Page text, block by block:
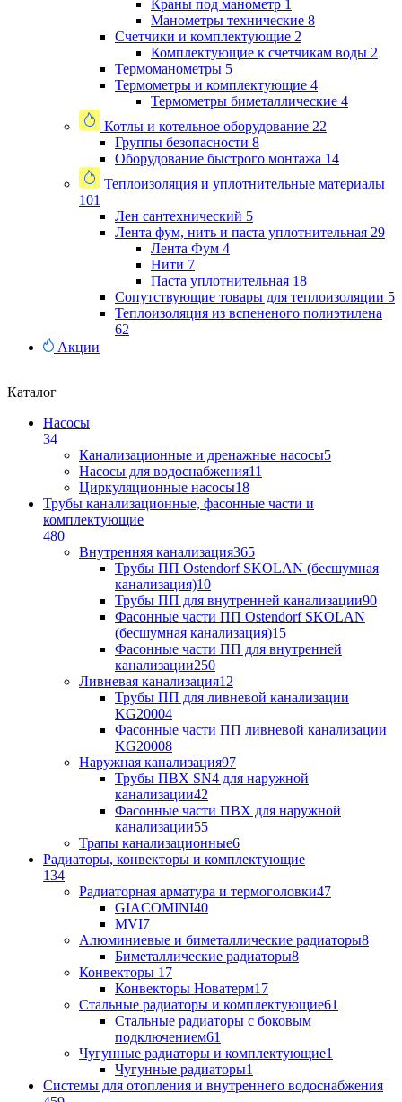
Краны под манометр 1
Манометры технические 8
Счетчики и комплектующие 2
Комплектующие к счетчикам воды 2
Термоманометры 5
Термометры и комплектующие 4
Термометры биметаллические 4
Котлы и котельное оборудование 22
Группы безопасности 8
Оборудование быстрого монтажа 14
Теплоизоляция и уплотнительные материалы
101
Лен сантехнический 5
Лента фум, нить и паста уплотнительная 29
Лента Фум 4
Нити 7
Паста уплотнительная 18
Сопутствующие товары для теплоизоляции 5
Теплоизоляция из вспененого полиэтилена
62
Акции
Каталог
Насосы
34
Канализационные и дренажные насосы5
Насосы для водоснабжения11
Циркуляционные насосы18
Трубы канализационные, фасонные части и
комплектующие
480
Внутренняя канализация365
Трубы ПП Ostendorf SKOLAN (бесшумная
канализация)10
Трубы ПП для внутренней канализации90
Фасонные части ПП Ostendorf SKOLAN
(бесшумная канализация)15
Фасонные части ПП для внутренней
канализации250
Ливневая канализация12
Трубы ПП для ливневой канализации
KG20004
Фасонные части ПП ливневой канализации
KG20008
Наружная канализация97
Трубы ПВХ SN4 для наружной
канализации42
Фасонные части ПВХ для наружной
канализации55
Трапы канализационные6
Радиаторы, конвекторы и комплектующие
134
Радиаторная арматура и термоголовки47
GIACOMINI40
MVI7
Алюминиевые и биметаллические радиаторы8
Биметаллические радиаторы8
Конвекторы 17
Конвекторы Новатерм17
Стальные радиаторы и комплектующие61
Стальные радиаторы с боковым
подключением61
Чугунные радиаторы и комплектующие1
Чугунные радиаторы1
Системы для отопления и внутреннего водоснабжения